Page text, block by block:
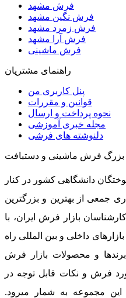
فرش مشهد
فرش نگین مشهد
فرش زمرد مشهد
فرش آرا مشهد
فرش ماشینی
راهنمای مشتریان
پنل کاربری من
قوانین و مقررات
نحوه پرداخت و ارسال
مجله خبری آموزشی
دلنوشته های فرشی
بزرگ فرش ماشینی و دستبافت
دانشگاهی کشور در کنار
جمعی از بهترین و بزرگترین
بازار فرش ایران، با
داخلی و بین المللی راه
برندها و محصولات بازار فرش
فرش و نکات قابل توجه در
مجموعه به شمار میرود.